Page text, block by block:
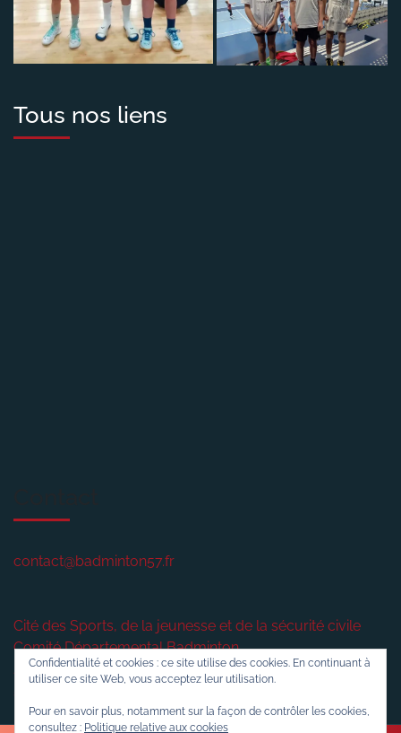
Tous nos liens
contact@badminton57.fr
Cité des Sports, de la jeunesse et de la sécurité civile
Comité Départemental Badminton
2 rue plénière
Confidentialité et cookies : ce site utilise des cookies. En continuant à
utiliser ce site Web, vous acceptez leur utilisation.
Pour en savoir plus, notamment sur la façon de contrôler les cookies,
consultez : Politique relative aux cookies